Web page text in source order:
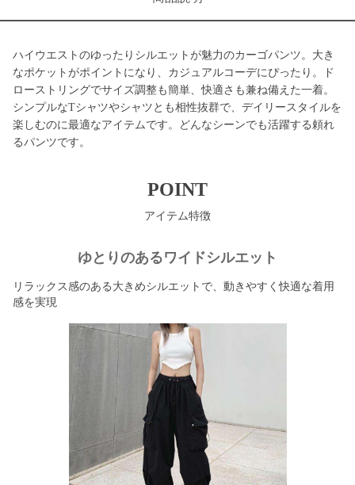
ハイウエストのゆったりシルエットが魅力のカーゴパンツ。大き
なポケットがポイントになり、カジュアルコーデにぴったり。ド
ローストリングでサイズ調整も簡単、快適さも兼ね備えた一着。
シンプルなTシャツやシャツとも相性抜群で、デイリースタイルを
楽しむのに最適なアイテムです。どんなシーンでも活躍する頼れ
るパンツです。
POINT
アイテム特徴
ゆとりのあるワイドシルエット
リラックス感のある大きめシルエットで、動きやすく快適な着用
感を実現